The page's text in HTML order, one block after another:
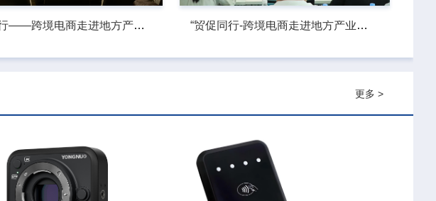
贸促同行——跨境电商走进地方产业带（济宁·泗水站）活动顺利举办 “贸促同行-跨境电商走进地方产业带(聊城站)”成功举办
更多 >